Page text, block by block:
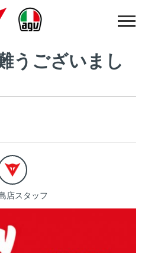
うございまし
店スタッフ